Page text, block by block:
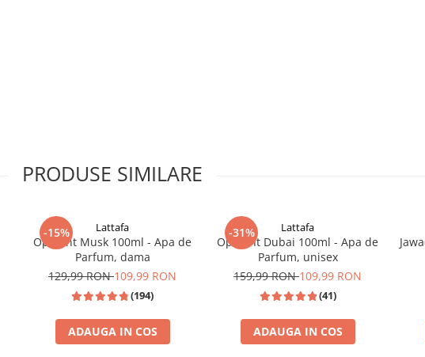
PRODUSE SIMILARE
-15% Lattafa
Opulent Musk 100ml - Apa de
Parfum, dama
129,99 RON109,99 RON
(194)
ADAUGA IN COS
-31% Lattafa
Opulent Dubai 100ml - Apa de
Parfum, unisex
159,99 RON109,99 RON
(41)
ADAUGA IN COS